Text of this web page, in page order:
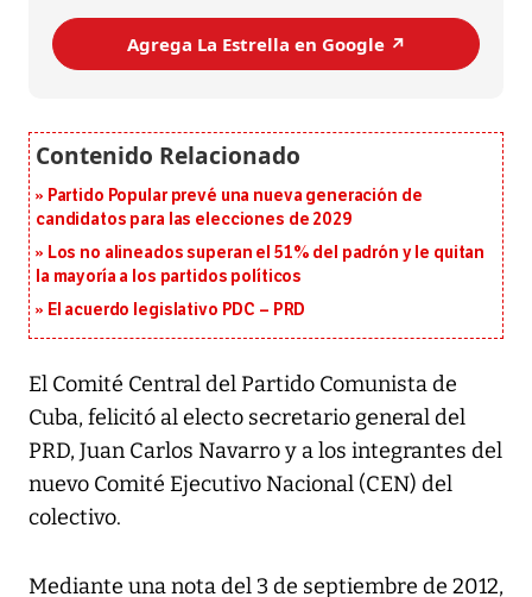
Agrega La Estrella en Google ↗️
Partido Popular prevé una nueva generación de
candidatos para las elecciones de 2029
Los no alineados superan el 51% del padrón y le quitan
la mayoría a los partidos políticos
El acuerdo legislativo PDC – PRD
El Comité Central del Partido Comunista de
Cuba, felicitó al electo secretario general del
PRD, Juan Carlos Navarro y a los integrantes del
nuevo Comité Ejecutivo Nacional (CEN) del
colectivo.
Mediante una nota del 3 de septiembre de 2012,